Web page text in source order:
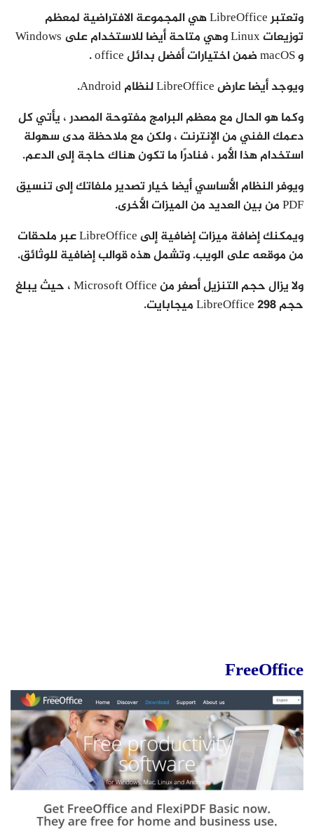
وتعتبر LibreOffice هي المجموعة الافتراضية لمعظم
توزيعات Linux وهي متاحة أيضا للاستخدام على Windows
و macOS ضمن اختيارات أفضل بدائل office .
ويوجد أيضا عارض LibreOffice لنظام Android.
وكما هو الحال مع معظم البرامج مفتوحة المصدر ، يأتي كل
دعمك الفني من الإنترنت ، ولكن مع ملاحظة مدى سهولة
استخدام هذا الأمر ، فنادرًا ما تكون هناك حاجة إلى الدعم.
ويوفر النظام الأساسي أيضا خيار تصدير ملفاتك إلى تنسيق
PDF من بين العديد من الميزات الأخرى.
ويمكنك إضافة ميزات إضافية إلى LibreOffice عبر ملحقات
من موقعه على الويب. وتشمل هذه قوالب إضافية للوثائق.
ولا يزال حجم التنزيل أصغر من Microsoft Office ، حيث يبلغ
حجم LibreOffice 298 ميجابايت.
FreeOffice